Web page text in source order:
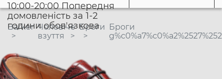
10:00-20:00 Попередня
домовленість за 1-2
години обов'язкова
Barker Чоловіче
взуття
Броги Броги